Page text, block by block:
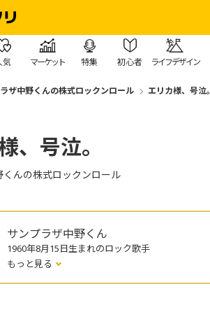
気 マーケット 特集 初心者 ライフデザイン
ザ中野くんの株式ロックンロール エリカ様、号泣。
、号泣。
くんの株式ロックンロール
サンプラザ中野くん
1960年8月15日生まれのロック歌手
もっと見る